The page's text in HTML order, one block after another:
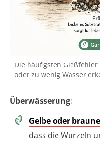
Die häufigsten Gießfehler
oder zu wenig Wasser
Überwässerung:
Gelbe oder
dass die Wurzeln